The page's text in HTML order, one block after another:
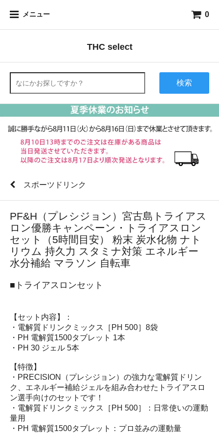
メニュー 0
THC select
検索
スポーツドリンク
PF&H（プレシジョン）宮古島トライアス
ロン優勝キャンペーン・トライアスロン
セット（5時間目安） 粉末 炭水化物 ナト
リウム 持久力 スタミナ対策 エネルギー
水分補給 マラソン 自転車
■トライアスロンセット
【セット内容】：
・電解質ドリンクミックス［PH 500］8袋
・PH 電解質1500タブレット 1本
・PH 30 ジェル 5本
【特徴】
・PRECISION（プレシジョン）の強力な電解質ドリン
ク、エネルギー補給ジェルを組み合わせたトライアスロ
ン選手向けのセットです！
・電解質ドリンクミックス［PH 500］：日常使いの運動
量用
・PH 電解質1500タブレット：プロ並みの運動量